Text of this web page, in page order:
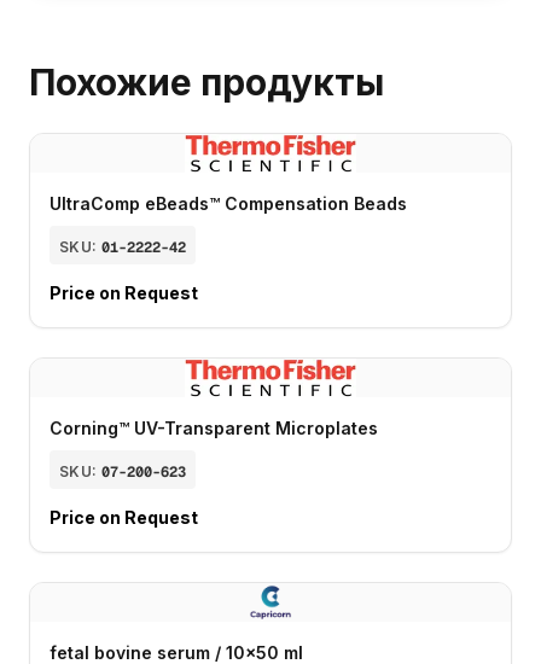
Похожие продукты
UltraComp eBeads™ Compensation Beads
SKU: 01-2222-42
Price on Request
Corning™ UV-Transparent Microplates
SKU: 07-200-623
Price on Request
fetal bovine serum / 10x50 ml